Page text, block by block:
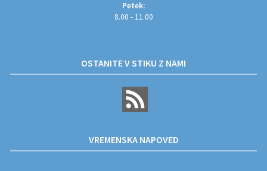
Petek:
8.00 - 11.00
OSTANITE V STIKU Z NAMI
VREMENSKA NAPOVED